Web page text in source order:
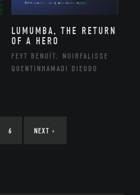
LUMUMBA, THE RETURN
OF A HERO
FEYT BENOÎT, NOIRFALISSE
QUENTINHAMADI DIEUDO
6 NEXT ›